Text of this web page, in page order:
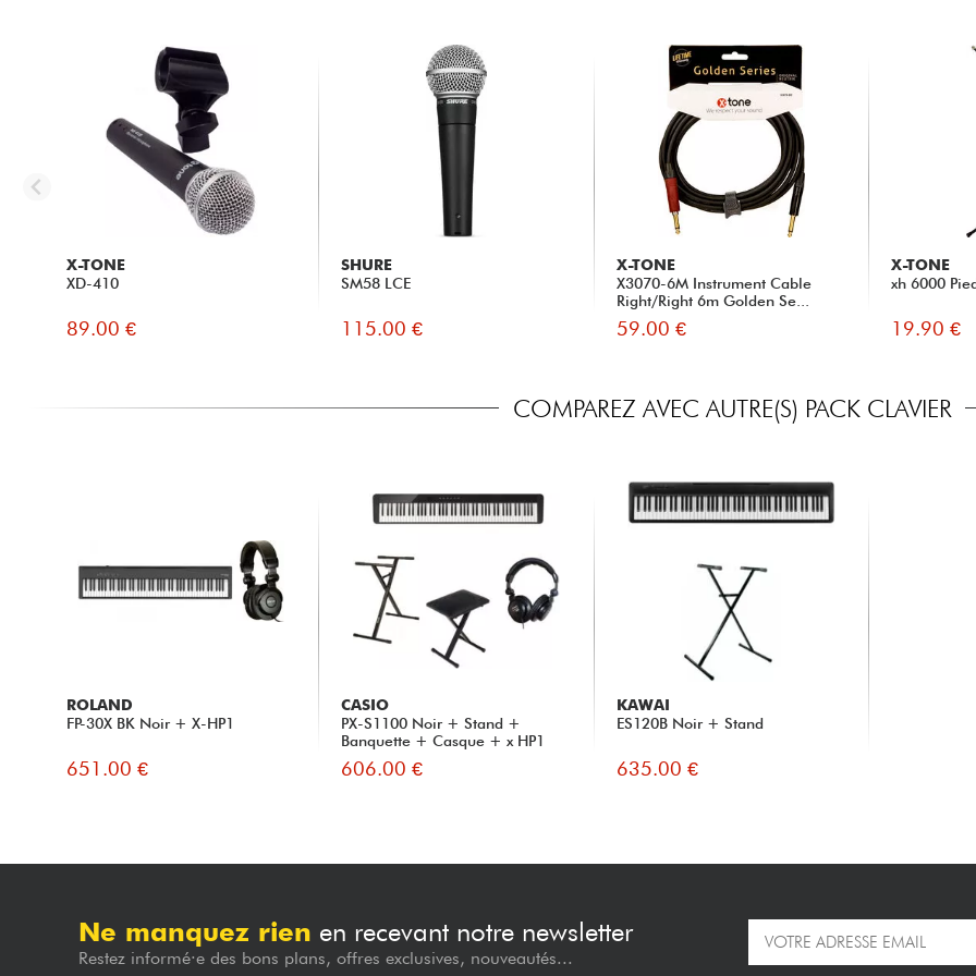
X-TONE
XD-410
89.00 €
SHURE
SM58 LCE
115.00 €
X-TONE
X3070-6M Instrument Cable
Right/Right 6m Golden Se...
59.00 €
X-TONE
xh 6000
19.90 €
COMPAREZ AVEC AUTRE(S) PACK CLAVIER
ROLAND
FP-30X BK Noir + X-HP1
651.00 €
CASIO
PX-S1100 Noir + Stand +
Banquette + Casque + x HP1
606.00 €
KAWAI
ES120B Noir + Stand
635.00 €
Ne manquez rien en recevant notre newsletter
Restez informé·e des bons plans, offres exclusives, nouveautés...